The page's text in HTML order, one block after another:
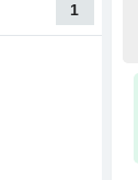
1